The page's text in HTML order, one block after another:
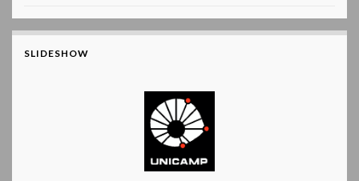
SLIDESHOW